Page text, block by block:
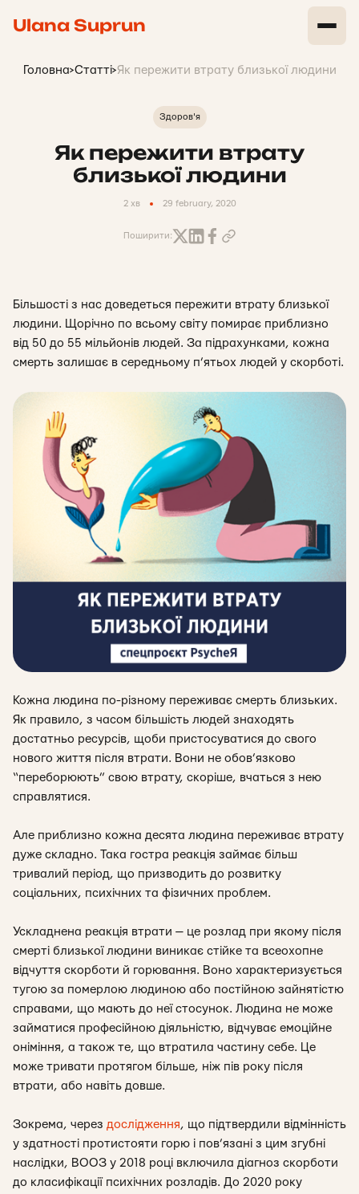
Ulana Suprun
Головна>Статті>Як пережити втрату близької людини
Здоров'я
Як пережити втрату
близької людини
2 хв 29 february, 2020
Поширити:
Більшості з нас доведеться пережити втрату близької
людини. Щорічно по всьому світу помирає приблизно
від 50 до 55 мільйонів людей. За підрахунками, кожна
смерть залишає в середньому п’ятьох людей у скорботі.
Кожна людина по-різному переживає смерть близьких.
Як правило, з часом більшість людей знаходять
достатньо ресурсів, щоби пристосуватися до свого
нового життя після втрати. Вони не обов’язково
“переборюють” свою втрату, скоріше, вчаться з нею
справлятися.
Але приблизно кожна десята людина переживає втрату
дуже складно. Така гостра реакція займає більш
тривалий період, що призводить до розвитку
соціальних, психічних та фізичних проблем.
Ускладнена реакція втрати — це розлад при якому після
смерті близької людини виникає стійке та всеохопне
відчуття скорботи й горювання. Воно характеризується
тугою за померлою людиною або постійною зайнятістю
справами, що мають до неї стосунок. Людина не може
займатися професійною діяльністю, відчуває емоційне
оніміння, а також те, що втратила частину себе. Це
може тривати протягом більше, ніж пів року після
втрати, або навіть довше.
Зокрема, через дослідження, що підтвердили відмінність
у здатності протистояти горю і пов’язані з цим згубні
наслідки, ВООЗ у 2018 році включила діагноз скорботи
до класифікації психічних розладів. До 2020 року